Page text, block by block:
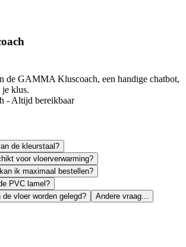
de GAMMA Kluscoach, een handige chatbot,
je klus.
- Altijd bereikbaar
de kleurstaal?
voor vloerverwarming?
ik maximaal bestellen?
PVC lamel?
de vloer worden gelegd?
Andere vraag...